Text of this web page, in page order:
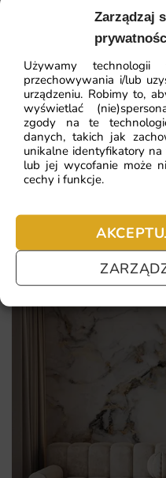
Zarządzaj
Używamy
przechowywania i/lub
urządzeniu. Robimy to,
wyświetlać
zgody na te
danych, takich jak
unikalne identyfikatory
lub jej wycofanie może
cechy i funkcje.
Dlaczego warto wybrać tę
Decydując się na
nie tylko estetyczną
posłuży na lata. Każdy
zamówienie z dbałością o
ciepła, naturalna struktura
przytulna atmosfera
bogata faktura
64.51zł
Najniższa cena z 30 dni:41.93zł
ZOBACZ
Najczęściej
Pomagamy i doradzamy